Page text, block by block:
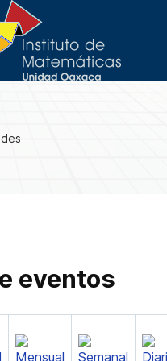
eventos